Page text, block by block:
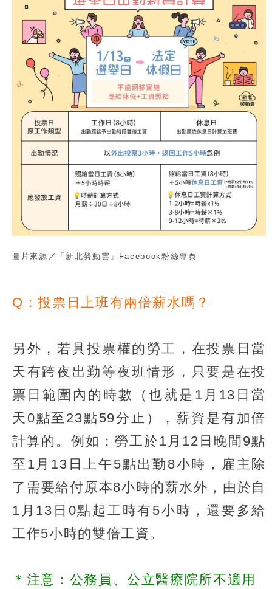
圖片來源／「新北勞動雲」Facebook粉絲專頁
Q：投票日上班有兩倍薪水嗎？
另外，若具投票權的勞工，在投票日當
天有跨夜出勤等夜班情形，只要是在投
票日範圍內的時數（也就是1月13日當
天0點至23點59分止），薪資是有加倍
計算的。例如：勞工於1月12日晚間9點
至1月13日上午5點出勤8小時，雇主除
了需要給付原本8小時的薪水外，由於自
1月13日0點起工時有5小時，還要多給
工作5小時的雙倍工資。
＊注意：公務員、公立醫療院所不適用